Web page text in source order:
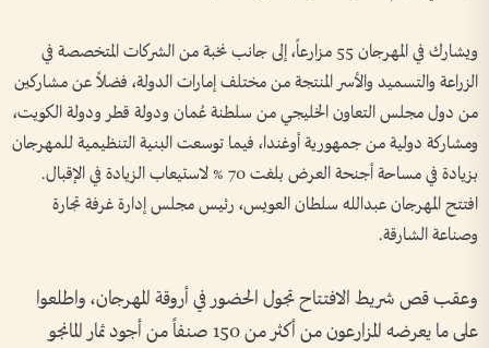
ويشارك في المهرجان 55 مزارعاً، إلى جانب نخبة من الشركات المتخصصة في
الزراعة والتسميد والأسر المنتجة من مختلف إمارات الدولة، فضلاً عن مشاركين
من دول مجلس التعاون الخليجي من سلطنة عُمان ودولة قطر ودولة الكويت،
ومشاركة دولية من جمهورية أوغندا، فيما توسعت البنية التنظيمية للمهرجان
بزيادة في مساحة أجنحة العرض بلغت 70 % لاستيعاب الزيادة في الإقبال.
افتتح المهرجان عبدالله سلطان العويس، رئيس مجلس إدارة غرفة تجارة
وصناعة الشارقة.
وعقب قص شريط الافتتاح تجول الحضور في أروقة المهرجان، واطلعوا
على ما يعرضه المزارعون من أكثر من 150 صنفاً من أجود ثمار المانجو